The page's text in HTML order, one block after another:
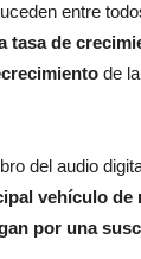
entre
tasa de
de la
del audio
vehículo de
por una